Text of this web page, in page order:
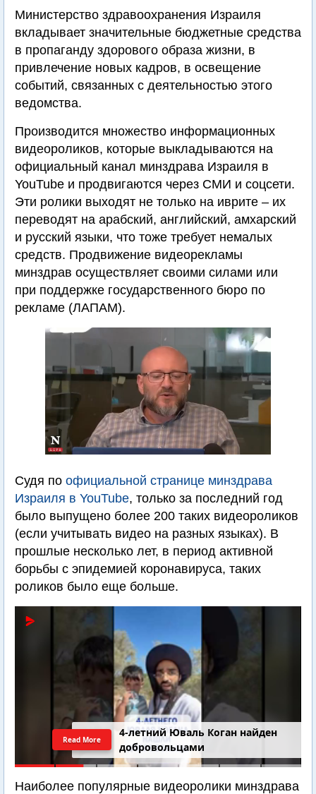
Министерство здравоохранения Израиля
вкладывает значительные бюджетные средства
в пропаганду здорового образа жизни, в
привлечение новых кадров, в освещение
событий, связанных с деятельностью этого
ведомства.
Производится множество информационных
видеороликов, которые выкладываются на
официальный канал минздрава Израиля в
YouTube и продвигаются через СМИ и соцсети.
Эти ролики выходят не только на иврите – их
переводят на арабский, английский, амхарский
и русский языки, что тоже требует немалых
средств. Продвижение видеорекламы
минздрав осуществляет своими силами или
при поддержке государственного бюро по
рекламе (ЛАПАМ).
Судя по официальной странице минздрава
Израиля в YouTube, только за последний год
было выпущено более 200 таких видеороликов
(если учитывать видео на разных языках). В
прошлые несколько лет, в период активной
борьбы с эпидемией коронавируса, таких
роликов было еще больше.
4-летний Юваль Коган найден
добровольцами
Read More
Наиболее популярные видеоролики минздрава